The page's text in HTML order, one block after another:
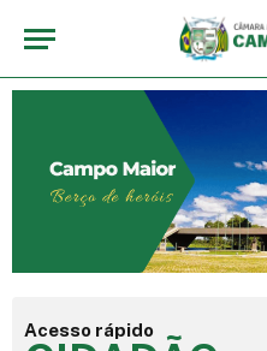
Acesso rápido